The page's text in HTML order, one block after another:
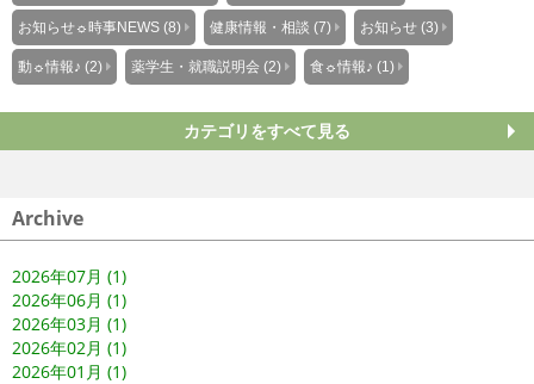
お知らせ☼時事NEWS (8) 健康情報・相談 (7) お知らせ (3)
動☼情報♪ (2) 薬学生・就職説明会 (2) 食☼情報♪ (1)
カテゴリをすべて見る
Archive
2026年07月 (1)
2026年06月 (1)
2026年03月 (1)
2026年02月 (1)
2026年01月 (1)